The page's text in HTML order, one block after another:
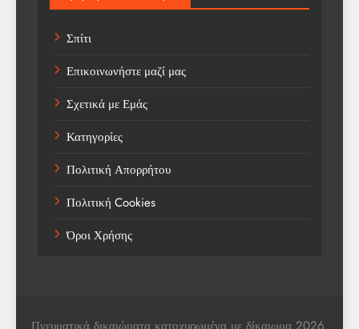
Sports
Technology
Trending
Weather
Αγορά
Αγορά Εργασίας
Αγροτικά Νέα
Αεροπορία
Σπίτι
Επικοινωνήστε μαζί μας
Σχετικά με Εμάς
Κατηγορίες
Πολιτική Απορρήτου
Πολιτική Cookies
Όροι Χρήσης